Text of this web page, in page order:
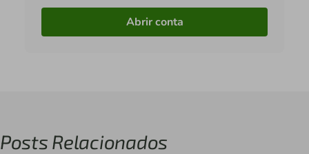
Abrir conta
Posts Relacionados